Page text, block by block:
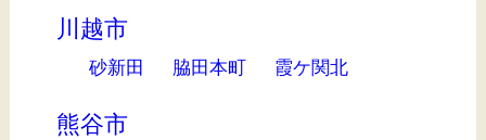
川越市
砂新田 脇田本町 霞ケ関北
熊谷市